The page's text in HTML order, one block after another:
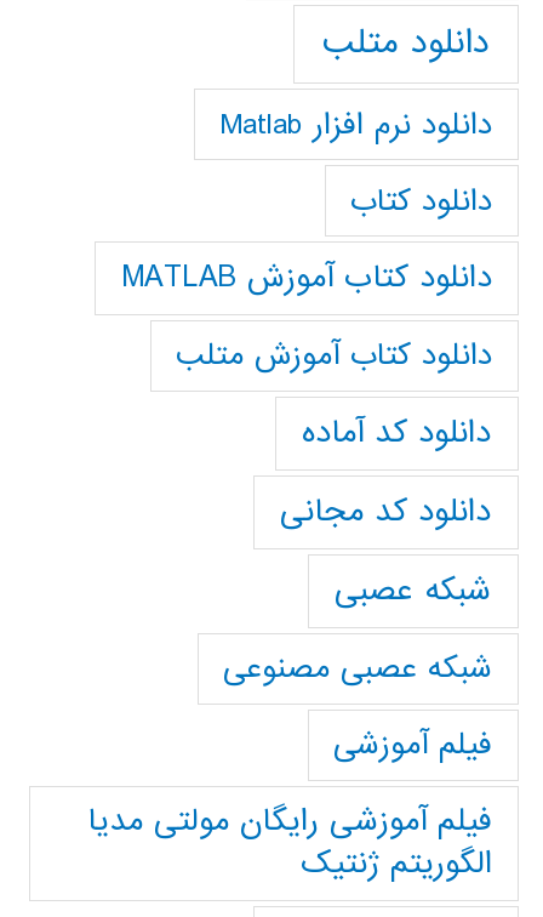
دانلود متلب
دانلود نرم افزار Matlab
دانلود کتاب
دانلود کتاب آموزش MATLAB
دانلود کتاب آموزش متلب
دانلود کد آماده
دانلود کد مجانی
شبکه عصبی
شبکه عصبی مصنوعی
فیلم آموزشی
فیلم آموزشی رایگان مولتی مدیا
الگوریتم ژنتیک